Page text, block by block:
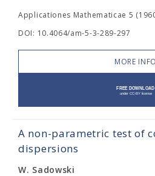
Applicationes Mathematicae 5
DOI: 10.4064/am-5-3-289-297
MORE INFO
A non-parametric test of
dispersions
W. Sadowski